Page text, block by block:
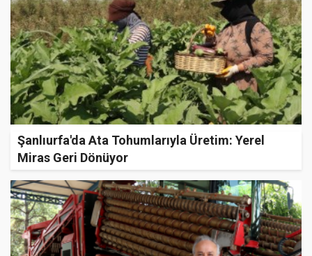
Şanlıurfa'da Ata Tohumlarıyla Üretim: Yerel
Miras Geri Dönüyor